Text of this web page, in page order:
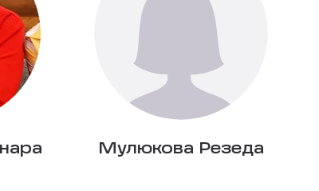
Мулюкова Резеда